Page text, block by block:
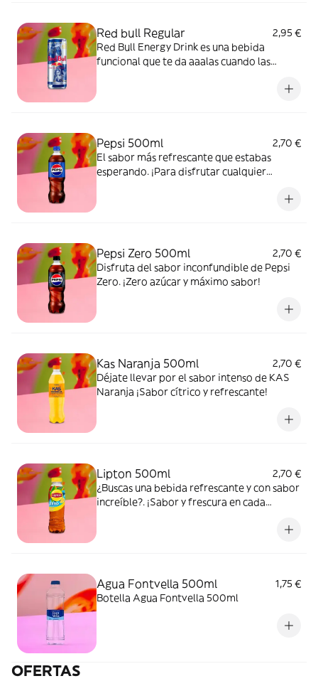
Red bull Regular
2,95 €
Red Bull Energy Drink es una bebida
funcional que te da aaalas cuando las
Pepsi 500ml
2,70 €
El sabor más refrescante que estabas
esperando. ¡Para disfrutar cualquier
Pepsi Zero 500ml
2,70 €
Disfruta del sabor inconfundible de Pepsi
Zero. ¡Zero azúcar y máximo sabor!
Kas Naranja 500ml
2,70 €
Déjate llevar por el sabor intenso de KAS
Naranja ¡Sabor cítrico y refrescante!
Lipton 500ml
2,70 €
¿Buscas una bebida refrescante y con sabor
increíble?. ¡Sabor y frescura en cada
Agua Fontvella 500ml
1,75 €
Botella Agua Fontvella 500ml
OFERTAS